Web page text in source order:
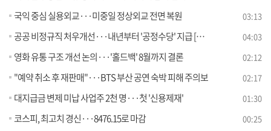
국익 중심 실용외교···미중일 정상외교 전면 복원 03:13
공공 비정규직 처우개선···내년부터 '공정수당' 지급 [뉴스의 맥] 04:03
영화 유통 구조 개선 논의···'홀드백' 8월까지 결론 02:12
"예약 취소 후 재판매"···BTS 부산 공연 숙박 피해 주의보 02:17
대지급금 변제 미납 사업주 2천 명···첫 '신용제재' 01:30
코스피, 최고치 경신···8476.15로 마감 00:25